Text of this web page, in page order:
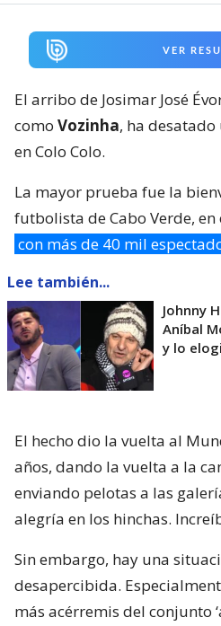
VER
El arribo de Josimar José
como Vozinha, ha
en Colo Colo.
La mayor prueba fue la
futbolista de Cabo Verde,
con más de 40 mil
Lee también...
Johnny
Aníbal
y lo
El hecho dio la vuelta al
años, dando la vuelta a la
enviando pelotas a las
alegría en los hinchas.
Sin embargo, hay una
desapercibida.
más acérremis del conjunto